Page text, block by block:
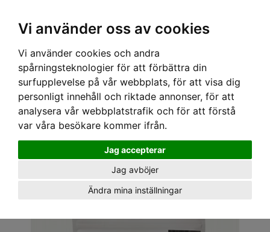
Vi använder oss av cookies
Vi använder cookies och andra
spårningsteknologier för att förbättra din
surfupplevelse på vår webbplats, för att visa dig
personligt innehåll och riktade annonser, för att
analysera vår webbplatstrafik och för att förstå
var våra besökare kommer ifrån.
Jag accepterar
Jag avböjer
Ändra mina inställningar
Hem› Kaffe› Swedish Forest, 1000g